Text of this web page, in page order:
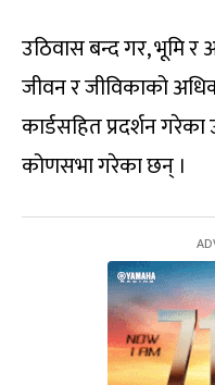
उठिवास बन्द गर, भूमि
जीवन र जीविकाको
कार्डसहित प्रदर्शन
कोणसभा गरेका छन् ।